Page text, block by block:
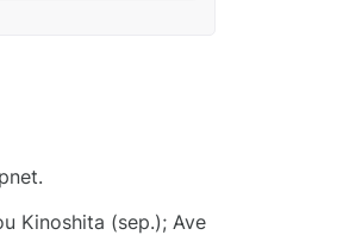
Kinoshita (sep.); Ave